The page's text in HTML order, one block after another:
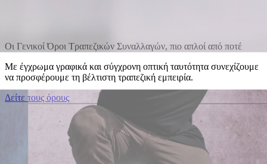
Οι Γενικοί Όροι Τραπεζικών Συναλλαγών, πιο απλοί από ποτέ
Με έγχρωμα γραφικά και σύγχρονη οπτική ταυτότητα συνεχίζουμε
να προσφέρουμε τη βέλτιστη τραπεζική εμπειρία.
Δείτε τους όρους